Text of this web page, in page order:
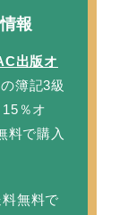
報
出版オ
簿記3級
15％オ
料で購入
無料で